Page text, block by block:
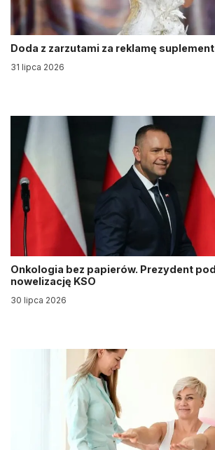
Doda z zarzutami za reklamę
31 lipca 2026
Onkologia bez papierów. Prezydent
nowelizację KSO
30 lipca 2026